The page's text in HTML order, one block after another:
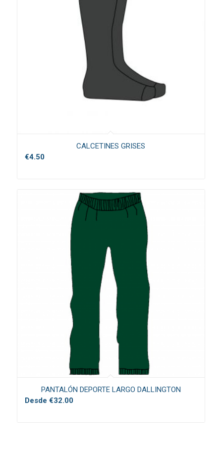
CALCETINES GRISES
€4.50
PANTALÓN DEPORTE LARGO DALLINGTON
Desde €32.00